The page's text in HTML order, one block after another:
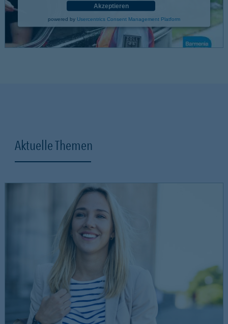
Akzeptieren
powered by Usercentrics Consent Management Platform
Aktuelle Themen